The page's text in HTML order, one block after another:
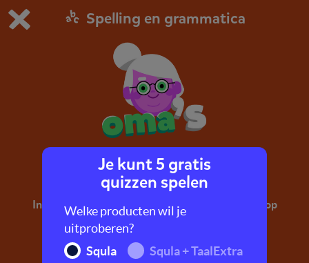
Dit is de gratis demo van Squla.
Bestel nu
0 1
Spelling en grammatica
's eind
In deze quiz oefen je met woorden die eindigen op
's, zoals: foto's, panda's, baby's.
Je kunt 5 gratis
quizzen spelen
Welke producten wil je
uitproberen?
Squla
Squla + TaalExtra